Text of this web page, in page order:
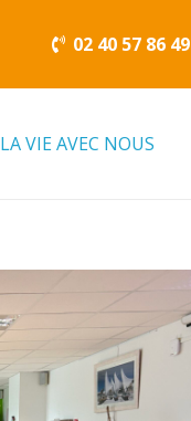
02 40 57 86 49
LA VIE AVEC NOUS